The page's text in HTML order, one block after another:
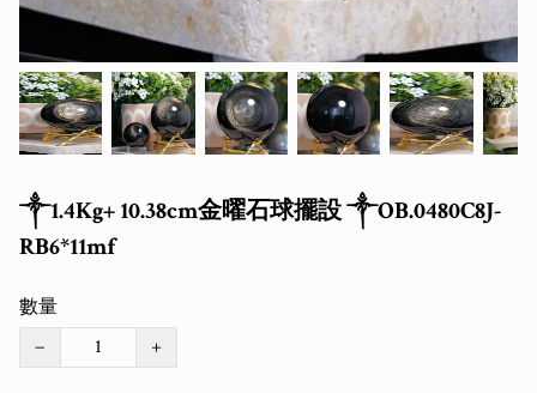
༒1.4Kg+ 10.38cm金曜石球擺設 ༒OB.0480C8J-
RB6*11mf
數量
−
+